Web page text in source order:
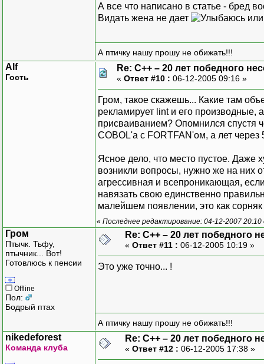
А все что написано в статье - бред
Видать жена не дает
А птичку нашу прошу не обижать!!!
Alf
Гость
Re: C++ – 20 лет победного
« Ответ #10 : 06-12-2005 09:16 »
Гром, такое скажешь... Какие там
рекламирует lint и его производные,
присваиванием? Опомнился спустя
COBOL'а с FORTFAN'ом, а лет
Ясное дело, что место пустое. Даже
возникли вопросы, нужно же на них
агрессивная и всепроникающая,
навязать свою единственно
малейшем появлении, это как
« Последнее редактирование: 04-12-2007
Гром
Птычк. Тьфу,
птычник... Вот!
Готовлюсь к пенсии
Offline
Пол:
Бодрый птах
Re: C++ – 20 лет победного
« Ответ #11 : 06-12-2005 10:19 »
Это уже точно... !
А птичку нашу прошу не обижать!!!
nikedeforest
Команда клуба
Re: C++ – 20 лет победного
« Ответ #12 : 06-12-2005 17:38 »